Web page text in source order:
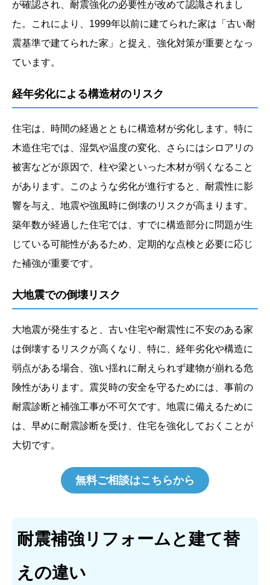
が確認され、耐震強化の必要性が改めて認識されまし
た。これにより、1999年以前に建てられた家は「古い耐
震基準で建てられた家」と捉え、強化対策が重要となっ
ています。
経年劣化による構造材のリスク
住宅は、時間の経過とともに構造材が劣化します。特に
木造住宅では、湿気や温度の変化、さらにはシロアリの
被害などが原因で、柱や梁といった木材が弱くなること
があります。このような劣化が進行すると、耐震性に影
響を与え、地震や強風時に倒壊のリスクが高まります。
築年数が経過した住宅では、すでに構造部分に問題が生
じている可能性があるため、定期的な点検と必要に応じ
た補強が重要です。
大地震での倒壊リスク
大地震が発生すると、古い住宅や耐震性に不安のある家
は倒壊するリスクが高くなり、特に、経年劣化や構造に
弱点がある場合、強い揺れに耐えられず建物が崩れる危
険性があります。震災時の安全を守るためには、事前の
耐震診断と補強工事が不可欠です。地震に備えるために
は、早めに耐震診断を受け、住宅を強化しておくことが
大切です。
無料ご相談はこちらから
耐震補強リフォームと建て替
えの違い